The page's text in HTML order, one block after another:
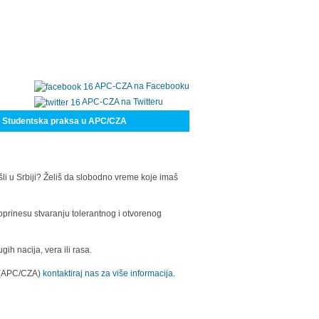
APC-CZA na Facebooku
APC-CZA na Twitteru
Studentska praksa u APC/CZA
u Srbiji? Želiš da slobodno vreme koje imaš
stvaranju tolerantnog i otvorenog
nacija, vera ili rasa.
CZA) kontaktiraj nas za više informacija.